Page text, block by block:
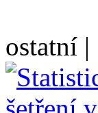
ostatní |